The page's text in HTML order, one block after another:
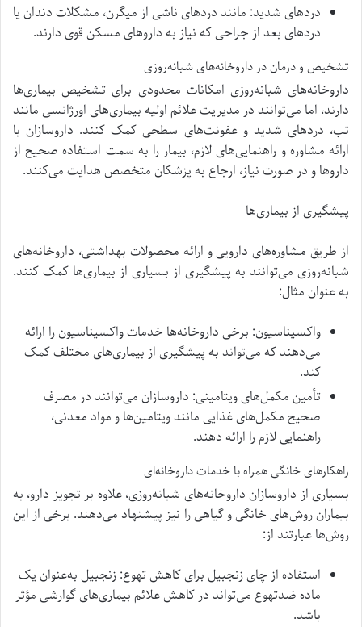
دردهای شدید: مانند دردهای ناشی از میگرن، مشکلات دندان یا
دردهای بعد از جراحی که نیاز به داروهای مسکن قوی دارند.
تشخیص و درمان در داروخانه‌های شبانه‌روزی
داروخانه‌های شبانه‌روزی امکانات محدودی برای تشخیص بیماری‌ها
دارند، اما می‌توانند در مدیریت علائم اولیه بیماری‌های اورژانسی مانند
تب، دردهای شدید و عفونت‌های سطحی کمک کنند. داروسازان با
ارائه مشاوره و راهنمایی‌های لازم، بیمار را به سمت استفاده صحیح از
داروها و در صورت نیاز، ارجاع به پزشکان متخصص هدایت می‌کنند.
پیشگیری از بیماری‌ها
از طریق مشاوره‌های دارویی و ارائه محصولات بهداشتی، داروخانه‌های
شبانه‌روزی می‌توانند به پیشگیری از بسیاری از بیماری‌ها کمک کنند.
به عنوان مثال:
واکسیناسیون: برخی داروخانه‌ها خدمات واکسیناسیون را ارائه
می‌دهند که می‌تواند به پیشگیری از بیماری‌های مختلف کمک
کند.
تأمین مکمل‌های ویتامینی: داروسازان می‌توانند در مصرف
صحیح مکمل‌های غذایی مانند ویتامین‌ها و مواد معدنی،
راهنمایی لازم را ارائه دهند.
راهکارهای خانگی همراه با خدمات داروخانه‌ای
بسیاری از داروسازان داروخانه‌های شبانه‌روزی، علاوه بر تجویز دارو، به
بیماران روش‌های خانگی و گیاهی را نیز پیشنهاد می‌دهند. برخی از این
روش‌ها عبارتند از:
استفاده از چای زنجبیل برای کاهش تهوع: زنجبیل به‌عنوان یک
ماده ضدتهوع می‌تواند در کاهش علائم بیماری‌های گوارشی مؤثر
باشد​​.